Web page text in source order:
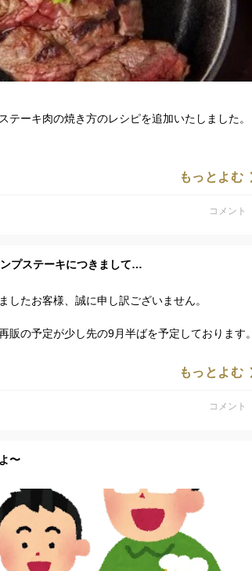
テーキ肉の焼き方のレシピを追加いたしました。
もっとよむ
コメント
プステーキにつきまして…
したお客様、誠に申し訳ございません。
販の予定が少し先の9月半ばを予定しております。
れる部位となっております。
もっとよむ
コメント
〜